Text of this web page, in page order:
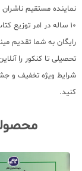
10 ساله در امر
رایگان به شما تقدیم
تحصیلی تا کنکور را
شرایط ویژه تخفیف و
کنید.